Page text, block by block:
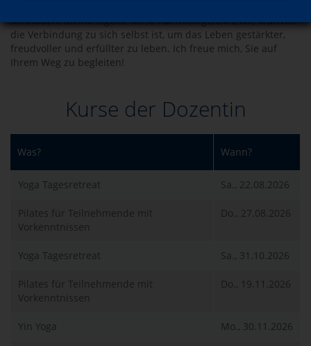
Methoden. Meine eigene Reise hat mich gelehrt, wie kraftvoll
die Verbindung zu sich selbst ist, um das Leben gestärkter,
freudvoller und erfüllter zu leben. Ich freue mich, Sie auf
Ihrem Weg zu begleiten!
Kurse der Dozentin
Was? Wann?
Yoga Tagesretreat Sa., 22.08.2026
Pilates für Teilnehmende mit
Vorkenntnissen
Do., 27.08.2026
Yoga Tagesretreat Sa., 31.10.2026
Pilates für Teilnehmende mit
Vorkenntnissen
Do., 19.11.2026
Yin Yoga Mo., 30.11.2026